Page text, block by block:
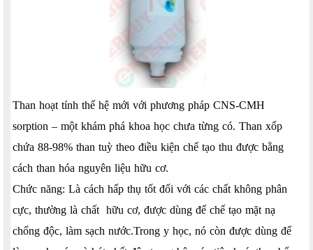
Than hoạt tính thế hệ mới với phương pháp CNS-CMH
sorption – một khám phá khoa học chưa từng có. Than xốp
chứa 88-98% than tuỳ theo điều kiện chế tạo thu được bằng
cách than hóa nguyên liệu hữu cơ.
Chức năng: Là cách hấp thụ tốt đối với các chất không phân
cực, thường là chất hữu cơ, được dùng để chế tạo mặt nạ
chống độc, làm sạch nước.Trong y học, nó còn được dùng để